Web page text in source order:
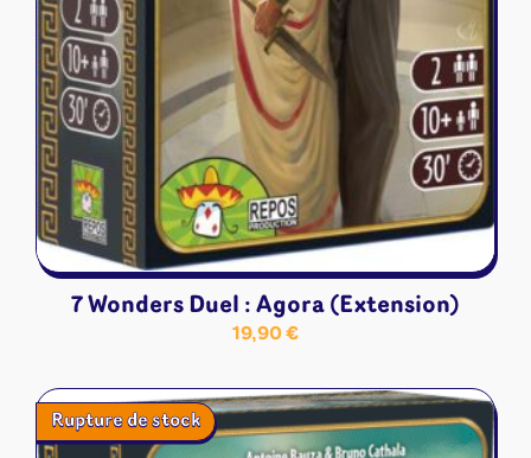
7 Wonders Duel : Agora (Extension)
19,90€
Rupture de stock